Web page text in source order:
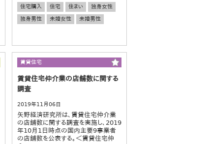
住宅購入 住宅 住まい
独身女性
独身男性
未婚女性 未婚男性
賃貸住宅
賃貸住宅仲介業の店舗数に関する
調査
2019年11月06日
矢野経済研究所は、賃貸住宅仲介業
の店舗数に関する調査を実施し、2019
年10月1日時点の国内主要9事業者
の店舗数を公表する。＜賃貸住宅仲